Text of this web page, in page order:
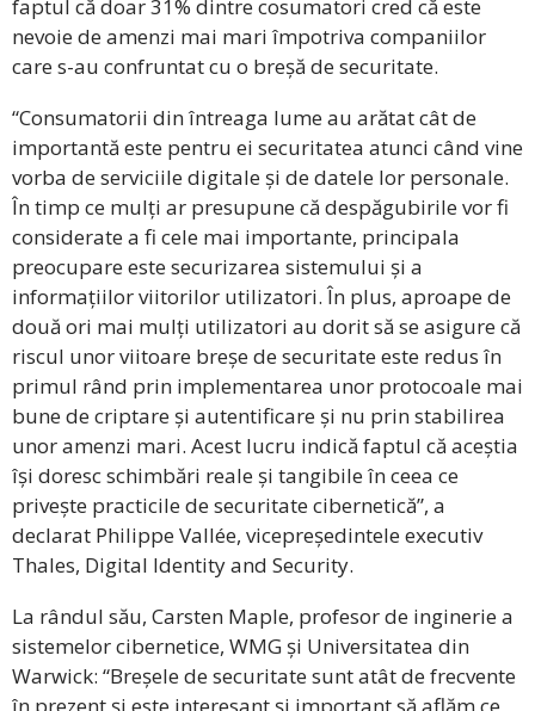
faptul că doar 31% dintre cosumatori cred că este
nevoie de amenzi mai mari împotriva companiilor
care s-au confruntat cu o breșă de securitate.
“Consumatorii din întreaga lume au arătat cât de
importantă este pentru ei securitatea atunci când vine
vorba de serviciile digitale și de datele lor personale.
În timp ce mulți ar presupune că despăgubirile vor fi
considerate a fi cele mai importante, principala
preocupare este securizarea sistemului și a
informațiilor viitorilor utilizatori. În plus, aproape de
două ori mai mulți utilizatori au dorit să se asigure că
riscul unor viitoare breșe de securitate este redus în
primul rând prin implementarea unor protocoale mai
bune de criptare și autentificare și nu prin stabilirea
unor amenzi mari. Acest lucru indică faptul că aceștia
își doresc schimbări reale și tangibile în ceea ce
privește practicile de securitate cibernetică”, a
declarat Philippe Vallée, vicepreședintele executiv
Thales, Digital Identity and Security.
La rândul său, Carsten Maple, profesor de inginerie a
sistemelor cibernetice, WMG și Universitatea din
Warwick: “Breșele de securitate sunt atât de frecvente